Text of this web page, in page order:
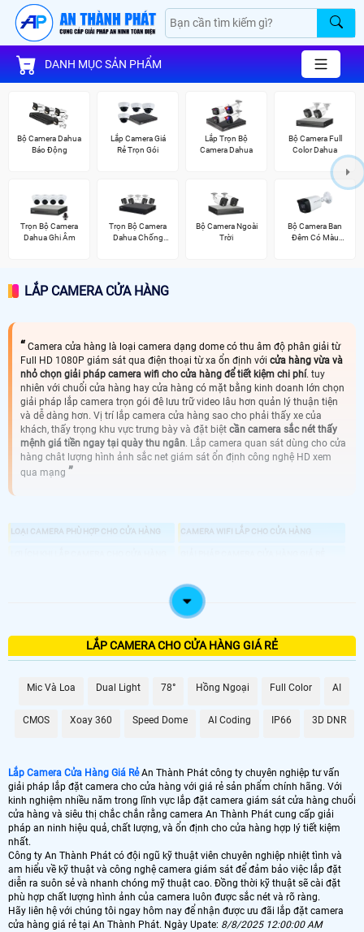
DANH MỤC SẢN PHẨM
Bộ Camera Dahua
Báo Động
Lắp Camera Giá
Rẻ Trọn Gói
Lắp Trọn Bộ
Camera Dahua
Bộ Camera Full
Color Dahua
Trọn Bộ Camera
Dahua Ghi Âm
Trọn Bộ Camera
Dahua Chống
Bộ Camera Ngoài
Trời
Bộ Camera Ban
Đêm Có Màu
LẮP CAMERA CỬA HÀNG
Camera cửa hàng là loại camera dạng dome có thu âm độ phân giải từ
Full HD 1080P giám sát qua điện thoại từ xa ổn định với cửa hàng vừa và
nhỏ chọn giải pháp camera wifi cho cửa hàng để tiết kiệm chi phí. tuy
nhiên với chuổi cửa hàng hay cửa hàng có mặt bằng kinh doanh lớn chọn
giải pháp lắp camera trọn gói đê lưu trữ video lâu hơn quản lý thuận tiện
và dễ dàng hơn. Vị trí lắp camera cửa hàng sao cho phải thấy xe của
khách, thấy trọng khu vực trưng bày và đặt biệt cần camera sắc nét thấy
mệnh giá tiền ngay tại quày thu ngân. Lắp camera quan sát dùng cho cửa
hàng chât lượng hình ảnh sắc net giám sát ổn định công nghệ HD xem
qua mạng
LOẠI CAMERA PHÙ HỢP CHO CỬA HÀNG CAMERA WIFI LẮP CHO CỬA HÀNG
Lắp Camera Cửa Hàng Có Lợi Không
Lắp Camera Cửa Hàng Chọn Loại Nào Tốt?
Kinh Nghiệm Lựa Chọn Lắp Camera Cửa Hàng
LẮP CAMERA CHO CỬA HÀNG GIÁ RẺ
Mic Và Loa Dual Light 78° Hồng Ngoại Full Color AI
CMOS Xoay 360 Speed Dome AI Coding IP66 3D DNR
Lắp Camera Cửa Hàng Giá RẻAn Thành Phát công ty chuyên nghiệp tư vấn
giải pháp lắp đặt camera cho cửa hàng với giá rẻ sản phẩm chính hãng. Với
kinh nghiệm nhiều năm trong lĩnh vực lắp đặt camera giám sát cửa hàng chuổi
cửa hàng và siêu thị chắc chắn rằng camera An Thành Phát cung cấp giải
pháp an ninh hiệu quả, chất lượng, và ổn định cho cửa hàng hợp lý tiết kiệm
nhất.
Công ty An Thành Phát có đội ngũ kỹ thuật viên chuyên nghiệp nhiệt tình và
am hiểu về kỹ thuật và công nghệ camera giám sát để đảm bảo việc lắp đặt
diễn ra suôn sẻ và nhanh chóng mỹ thuật cao. Đồng thời kỹ thuật sẽ cài đặt
phù hợp chất lượng hình ảnh của camera luôn được sắc nét và rõ ràng.
Hãy liên hệ với chúng tôi ngay hôm nay để nhận được ưu đãi lắp đặt camera
cửa hàng giá rẻ tại An Thành Phát. Ngày Upate: 8/8/2025 12:00:00 AM